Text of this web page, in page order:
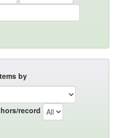
by
record